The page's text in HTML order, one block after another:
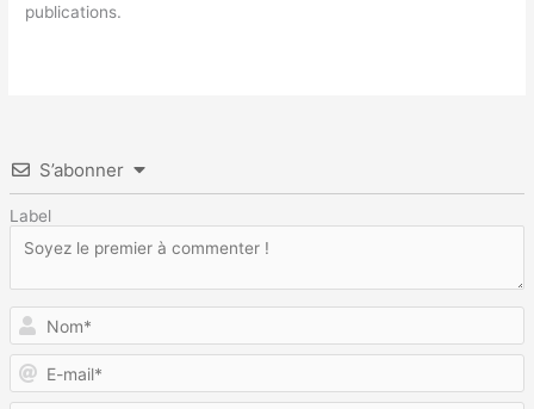
publications.
S’abonner
Label